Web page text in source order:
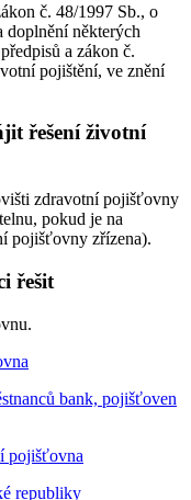
č. 48/1997 Sb., o
doplnění některých
a zákon č.
pojištění, ve znění
řešení životní
zdravotní pojišťovny
pokud je na
pojišťovny zřízena).
řešit
bank, pojišťoven
pojišťovna
republiky